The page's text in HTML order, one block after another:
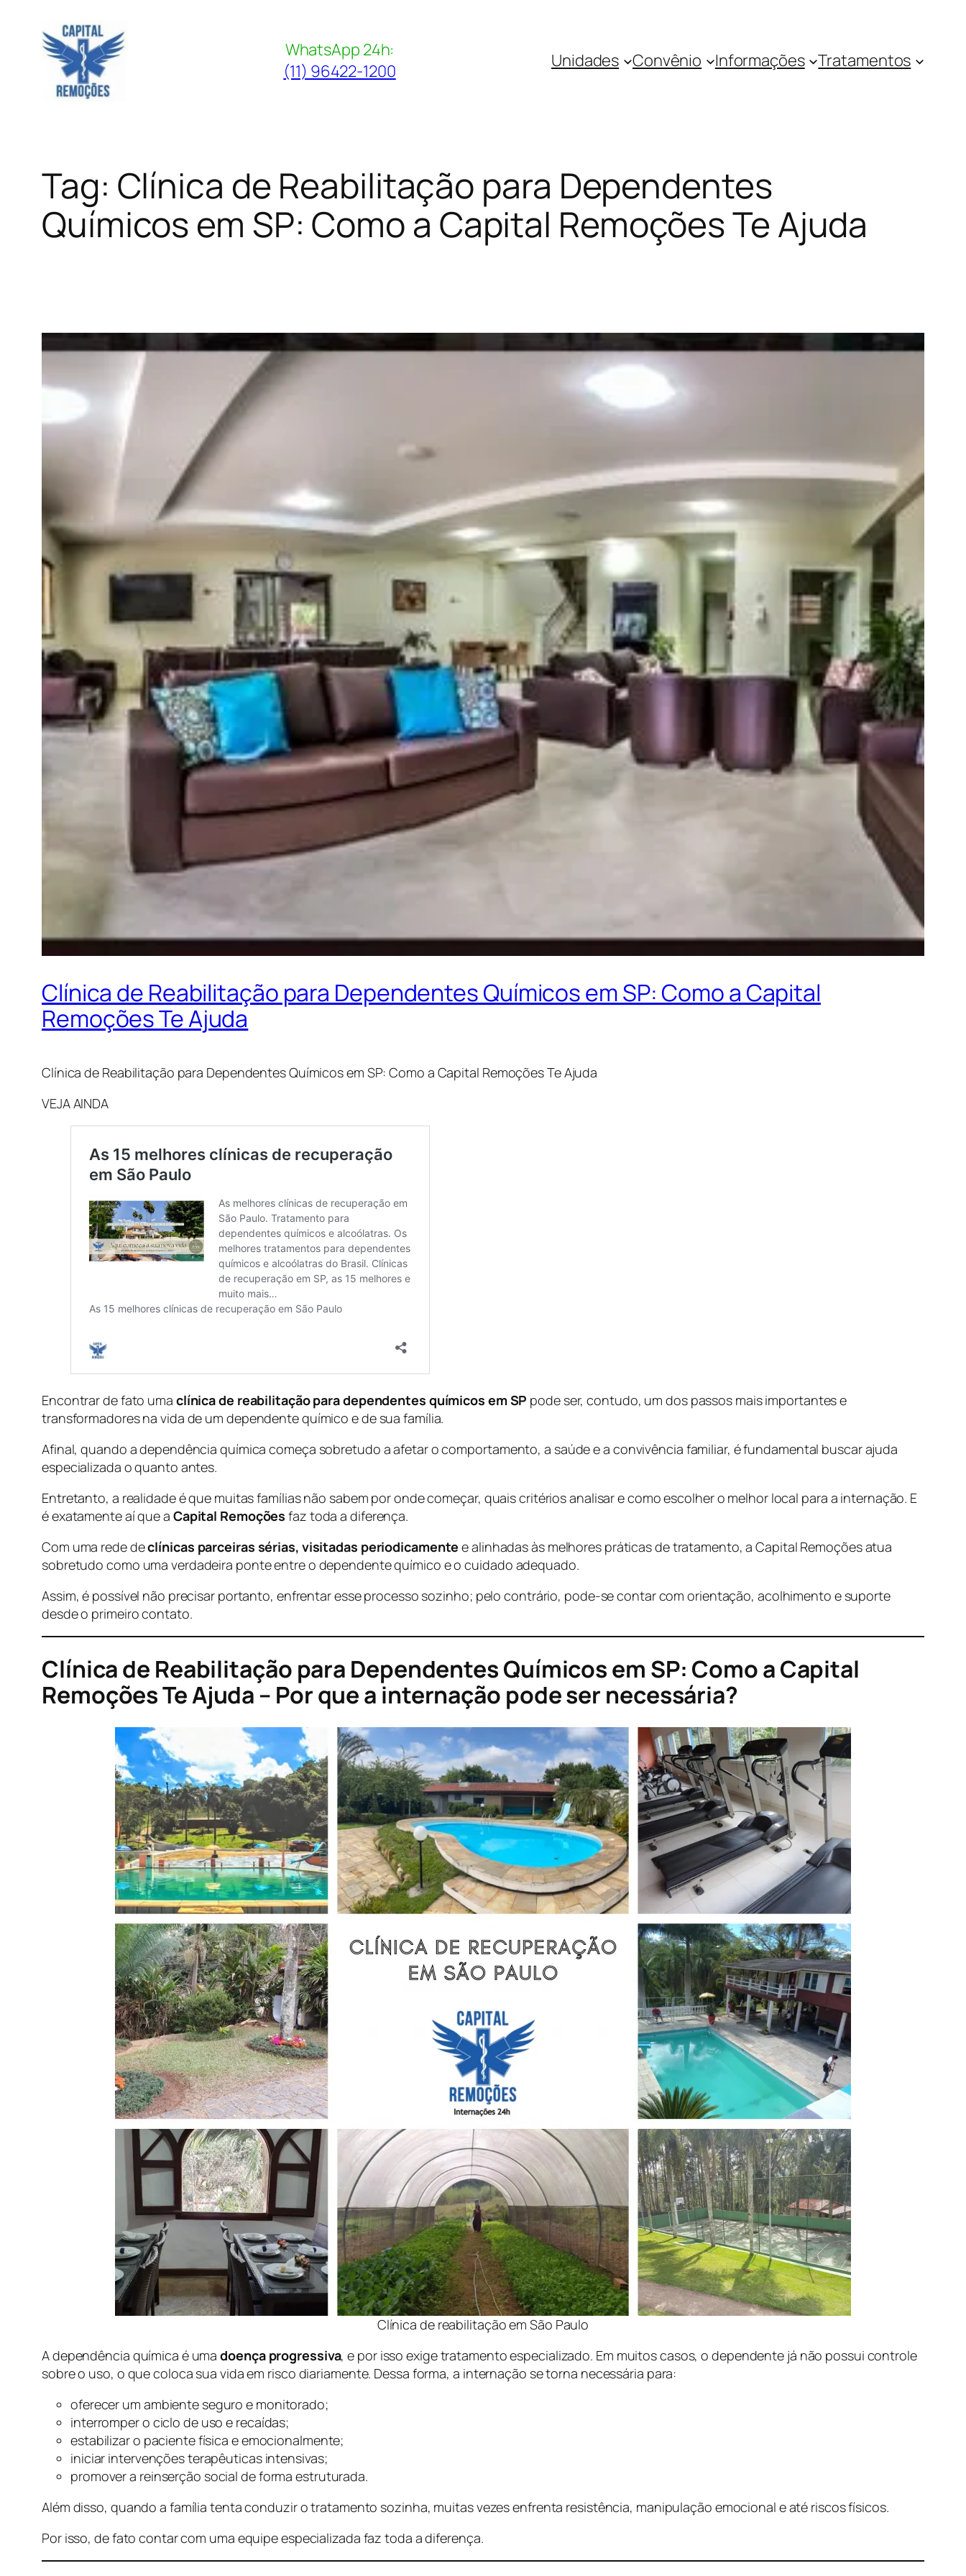
conteúdo
WhatsApp 24h:
(11) 96422-1200
Unidades Convênio Informações Tratamentos
Tag: Clínica de Reabilitação para Dependentes
Químicos em SP: Como a Capital Remoções Te Ajuda
Clínica de Reabilitação para Dependentes Químicos em SP: Como a Capital
Remoções Te Ajuda
Clínica de Reabilitação para Dependentes Químicos em SP: Como a Capital Remoções Te Ajuda
VEJA AINDA
Encontrar de fato uma clínica de reabilitação para dependentes químicos em SP pode ser, contudo, um dos passos mais importantes e
transformadores na vida de um dependente químico e de sua família.
Afinal, quando a dependência química começa sobretudo a afetar o comportamento, a saúde e a convivência familiar, é fundamental buscar ajuda
especializada o quanto antes.
Entretanto, a realidade é que muitas famílias não sabem por onde começar, quais critérios analisar e como escolher o melhor local para a internação. E
é exatamente aí que a Capital Remoções faz toda a diferença.
Com uma rede declínicas parceiras sérias, visitadas periodicamente e alinhadas às melhores práticas de tratamento, a Capital Remoções atua
sobretudo como uma verdadeira ponte entre o dependente químico e o cuidado adequado.
Assim, é possível não precisar portanto, enfrentar esse processo sozinho; pelo contrário, pode-se contar com orientação, acolhimento e suporte
desde o primeiro contato.
Clínica de Reabilitação para Dependentes Químicos em SP: Como a Capital
Remoções Te Ajuda – Por que a internação pode ser necessária?
Clínica de reabilitação em São Paulo
A dependência química é umadoença progressiva, e por isso exige tratamento especializado. Em muitos casos, o dependente já não possui controle
sobre o uso, o que coloca sua vida em risco diariamente. Dessa forma, a internação se torna necessária para:
oferecer um ambiente seguro e monitorado;
interromper o ciclo de uso e recaídas;
estabilizar o paciente física e emocionalmente;
iniciar intervenções terapêuticas intensivas;
promover a reinserção social de forma estruturada.
Além disso, quando a família tenta conduzir o tratamento sozinha, muitas vezes enfrenta resistência, manipulação emocional e até riscos físicos.
Por isso, de fato contar com uma equipe especializada faz toda a diferença.